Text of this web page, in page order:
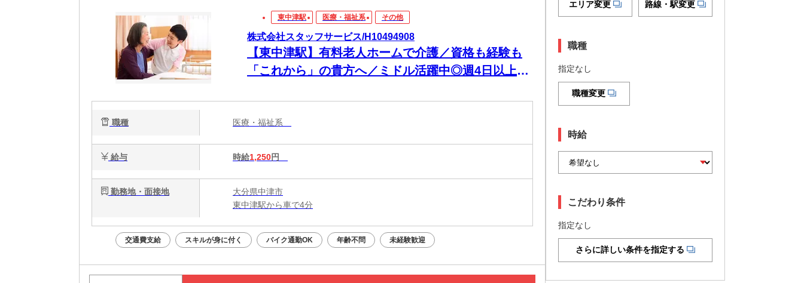
東中津駅 医療・福祉系 その他
株式会社スタッフサービス/H10494908
【東中津駅】有料老人ホームで介護／資格も経験も
「これから」の貴方へ／ミドル活躍中◎週4日以上勤
職種 医療・福祉系
給与 時給1,250円
勤務地・面接地
大分県中津市
東中津駅から車で4分
交通費支給 スキルが身に付く バイク通勤OK 年齢不問 未経験歓迎
エリア変更 路線・駅変更
職種
指定なし
職種変更
時給
こだわり条件
指定なし
さらに詳しい条件を指定する